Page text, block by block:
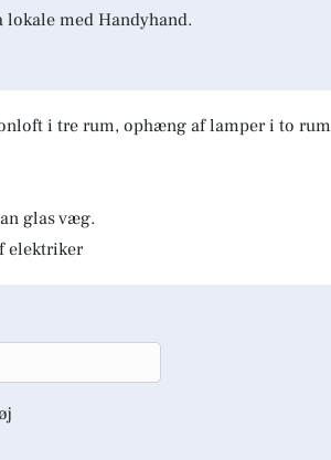
med Handyhand.
i tre rum, ophæng af lamper i to rum
glas væg.
elektriker